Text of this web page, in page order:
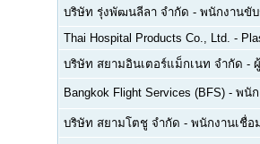
บริษัท รุ่งพัฒนลีลา จำกัด - พนักงานขับ
Thai Hospital Products Co., Ltd. -
บริษัท สยามอินเตอร์แม็กเนท จำกัด -
Bangkok Flight Services (BFS) - พนัก
บริษัท สยามโตชู จำกัด - พนักงานเชื่อ